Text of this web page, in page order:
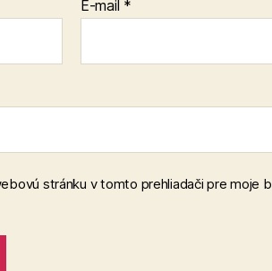
E-mail *
stránku v tomto prehliadači pre moje